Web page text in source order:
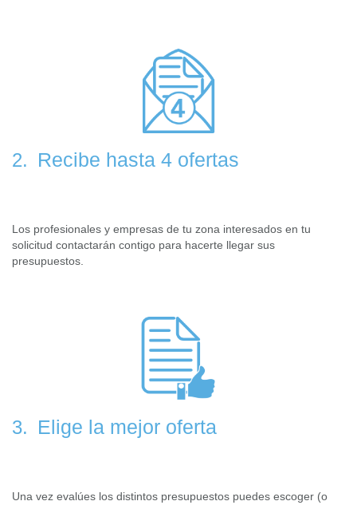
2. Recibe hasta 4 ofertas
Los profesionales y empresas de tu zona interesados en tu
solicitud contactarán contigo para hacerte llegar sus
presupuestos.
3. Elige la mejor oferta
Una vez evalúes los distintos presupuestos puedes escoger (o